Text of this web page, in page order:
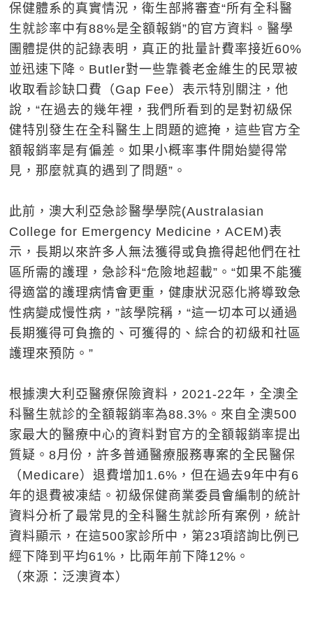
保健體系的真實情況，衛生部將審查“所有全科醫
生就診率中有88%是全額報銷”的官方資料。醫學
團體提供的記錄表明，真正的批量計費率接近60%
並迅速下降。Butler對一些靠養老金維生的民眾被
收取看診缺口費（Gap Fee）表示特別關注，他
說，“在過去的幾年裡，我們所看到的是對初級保
健特別發生在全科醫生上問題的遮掩，這些官方全
額報銷率是有偏差。如果小概率事件開始變得常
見，那麼就真的遇到了問題”。
此前，澳大利亞急診醫學學院(Australasian
College for Emergency Medicine，ACEM)表
示，長期以來許多人無法獲得或負擔得起他們在社
區所需的護理，急診科“危險地超載”。“如果不能獲
得適當的護理病情會更重，健康狀況惡化將導致急
性病變成慢性病，”該學院稱，“這一切本可以通過
長期獲得可負擔的、可獲得的、綜合的初級和社區
護理來預防。”
根據澳大利亞醫療保險資料，2021-22年，全澳全
科醫生就診的全額報銷率為88.3%。來自全澳500
家最大的醫療中心的資料對官方的全額報銷率提出
質疑。8月份，許多普通醫療服務專案的全民醫保
（Medicare）退費增加1.6%，但在過去9年中有6
年的退費被凍結。初級保健商業委員會編制的統計
資料分析了最常見的全科醫生就診所有案例，統計
資料顯示，在這500家診所中，第23項諮詢比例已
經下降到平均61%，比兩年前下降12%。
（來源：泛澳資本）